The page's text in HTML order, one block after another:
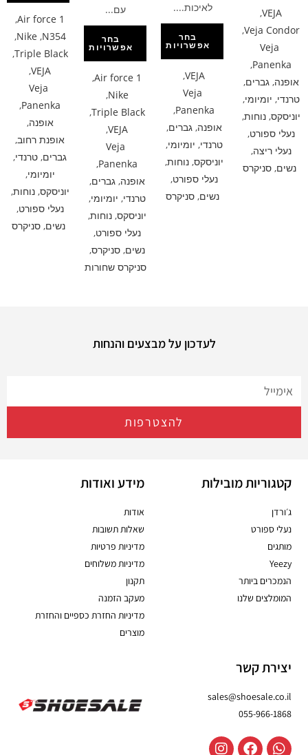
VEJA
,
Veja Condor
,
Veja
Panenka
,
אופנה,גברים,
טרנדי, יומיומי,
יוניסקס,נוחות,
נעלי ספורט,
נעלי ריצה,
נשים, סניקרס
לאיכות....
בחר
אפשרויות
VEJA
,
Veja
Panenka
,
אופנה,גברים,
טרנדי, יומיומי,
יוניסקס,נוחות,
נעלי ספורט,
נשים, סניקרס
עם...
בחר
אפשרויות
Air force 1
,
Nike
,
Triple Black
,
VEJA
,
Veja
Panenka
,
אופנה,גברים,
טרנדי, יומיומי,
יוניסקס,נוחות,
נעלי ספורט,
נשים,סניקרס,
סניקרס שחורות
Air force 1
,
N354
,
Nike
,
Triple Black
,
VEJA
,
Veja
Panenka
,
אופנה,
אופנת רחוב,
גברים, טרנדי,
יומיומי,
יוניסקס,נוחות,
נעלי ספורט,
נשים, סניקרס
לעדכון על מבצעים והנחות
להצטרפות
קטגוריות מובילות
ג׳ורדן
נעלי ספורט
מותגים
Yeezy
הנמכרים ביותר
המומלצים שלנו
מידע ואודות
אודות
שאלות תשובות
מדיניות פרטיות
מדיניות משלוחים
תקנון
מעקב הזמנה
מדיניות החזרת כספיים והחזרת
מוצרים
יצירת קשר
sales@shoesale.co.il
055-966-1868